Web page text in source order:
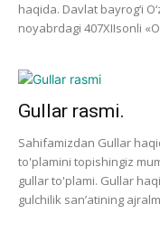
haqida. Davlat bayrog‘i
noyabrdagi 407­XII­sonli
Gullar rasmi.
Sahifamizdan Gullar
to'plamini topishingiz
gullar to'plami. Gullar
gulchilik san’atining